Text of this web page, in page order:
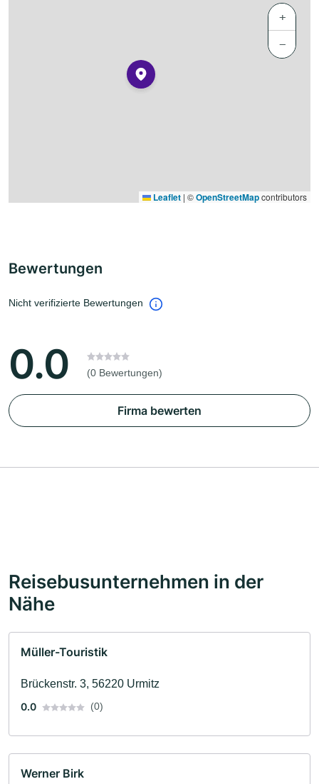
+
−
Leaflet | ©OpenStreetMapcontributors
Bewertungen
Nicht verifizierte Bewertungen
0.0 (0 Bewertungen)
Firma bewerten
Reisebusunternehmen in der
Nähe
Müller-Touristik
Brückenstr. 3, 56220 Urmitz
0.0
(0)
Werner Birk